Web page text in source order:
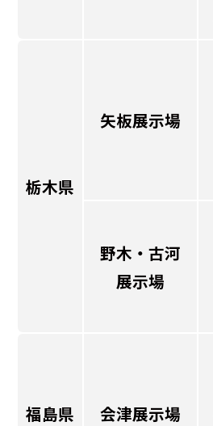
栃木県
矢板展示場
野木・古河
展示場
福島県 会津展示場